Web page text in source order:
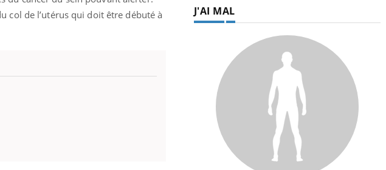
col de l’utérus qui doit être débuté à
J'AI MAL